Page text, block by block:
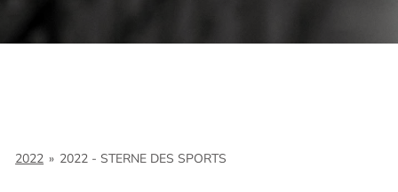
2022 » 2022 - STERNE DES SPORTS